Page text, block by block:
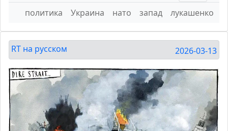
политика
Украина нато запад лукашенко
RT на русском 2026-03-13